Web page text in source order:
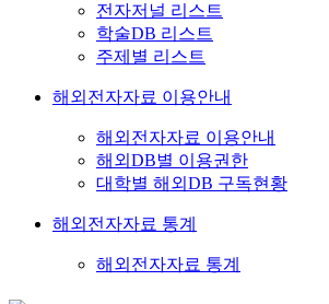
전자저널 리스트
학술DB 리스트
주제별 리스트
해외전자자료 이용안내
해외전자자료 이용안내
해외DB별 이용권한
대학별 해외DB 구독현황
해외전자자료 통계
해외전자자료 통계